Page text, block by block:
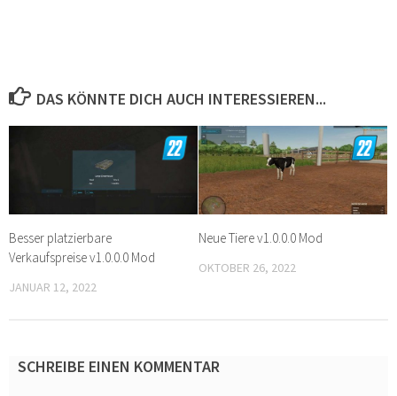
DAS KÖNNTE DICH AUCH INTERESSIEREN...
Besser platzierbare
Verkaufspreise v1.0.0.0 Mod
JANUAR 12, 2022
Neue Tiere v1.0.0.0 Mod
OKTOBER 26, 2022
SCHREIBE EINEN KOMMENTAR